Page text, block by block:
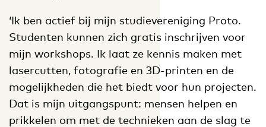
‘Ik ben actief bij mijn studievereniging Proto.
Studenten kunnen zich gratis inschrijven voor
mijn workshops. Ik laat ze kennis maken met
lasercutten, fotografie en 3D-printen en de
mogelijkheden die het biedt voor hun projecten.
Dat is mijn uitgangspunt: mensen helpen en
prikkelen om met de technieken aan de slag te